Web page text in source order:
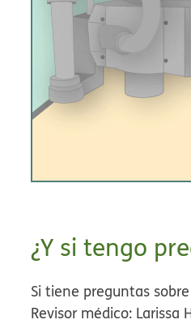
¿Y si tengo
Si tiene preguntas
Revisor médico: Larissa